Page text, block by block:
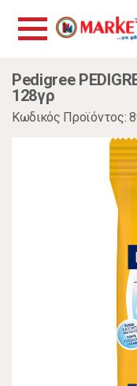
Pedigree
128γρ
Κωδικός Προϊόντος: